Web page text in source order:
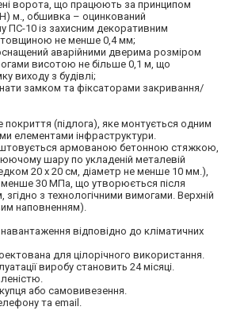
ворота, що працюють за принципом
м., обшивка – оцинкований
ПС-10 із захисним декоративним
не менше 0,4 мм;
оснащений аварійними дверима розміром
висотою не більше 0,1 м, що
виходу з будівлі;
замком та фіксаторами закривання/
покриття (підлога), яке монтується одним
елементами інфраструктури.
армованою бетонною стяжкою,
шару по укладеній металевій
20 х 20 см, діаметр не менше 10 мм.),
менше 30 МПа, що утворюється після
згідно з технологічними вимогами. Верхній
наповненням).
відповідно до кліматичних
для цілорічного використання.
виробу становить 24 місяці.
або самовивезення.
та email.